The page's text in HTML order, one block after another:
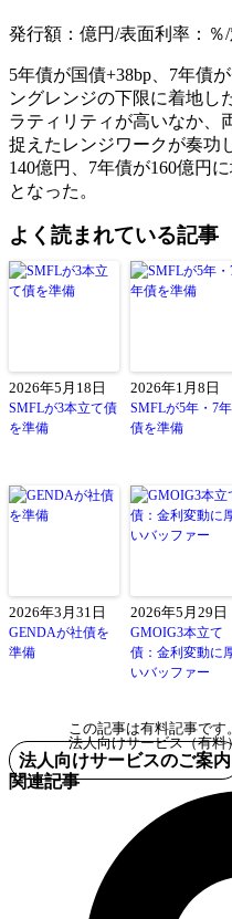
発行額：億円/表面利率：％
5年債が国債+38bp、7年債
ングレンジの下限に着地し
ラティリティが高いなか、
捉えたレンジワークが奏功
140億円、7年債が160億円
となった。
よく読まれている記事
2026年5月18日
SMFLが3本立て債
を準備
2026年1月8日
SMFLが5年・7年
債を準備
2026年3月31日
GENDAが社債を
準備
2026年5月29日
GMOIG3本立て
債：金利変動に
いバッファー
この記事は有料記事です
法人向けサービス（有料
法人向けサービスのご案内
関連記事